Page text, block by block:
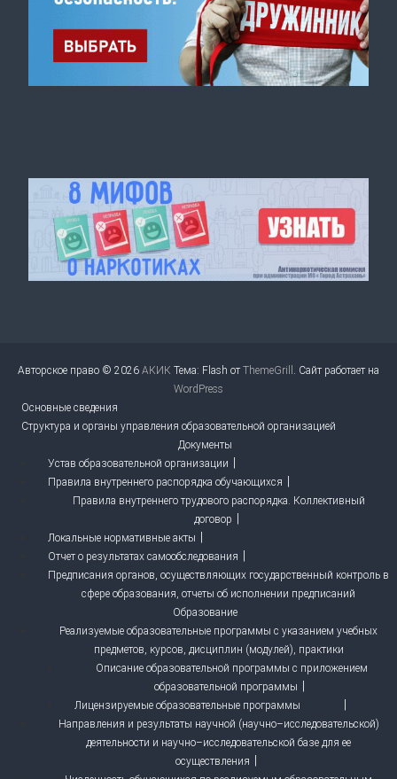
Авторское право © 2026 АКИК Тема: Flash отThemeGrill
. Сайт работает на
WordPress
Основные сведения
Структура и органы управления образовательной организацией
Документы
Устав образовательной организации
Правила внутреннего распорядка обучающихся
Правила внутреннего трудового распорядка. Коллективный
договор
Локальные нормативные акты
Отчет о результатах самообследования
Предписания органов, осуществляющих государственный контроль в
сфере образования, отчеты об исполнении предписаний
Образование
Реализуемые образовательные программы с указанием учебных
предметов, курсов, дисциплин (модулей), практики
Описание образовательной программы с приложением
образовательной программы
Лицензируемые образовательные программы
Направления и результаты научной (научно–исследовательской)
деятельности и научно–исследовательской базе для ее
осуществления